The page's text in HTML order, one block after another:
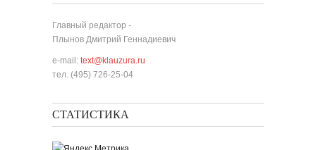
Главный редактор -
Плынов Дмитрий Геннадиевич
e-mail: text@klauzura.ru
тел. (495) 726-25-04
СТАТИСТИКА